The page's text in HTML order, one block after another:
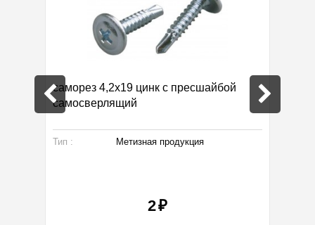
саморез 4,2х19 цинк с пресшайбой
самосверлящий
Тип : Метизная продукция
2